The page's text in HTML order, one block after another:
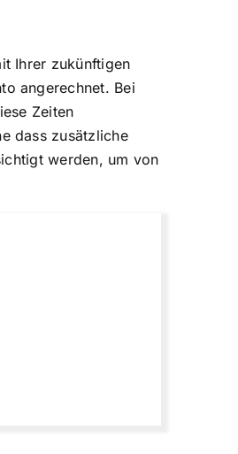
Ihrer zukünftigen
angerechnet. Bei
Zeiten
dass zusätzliche
werden, um von